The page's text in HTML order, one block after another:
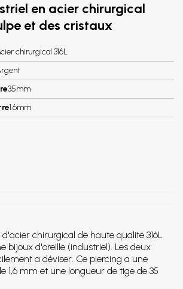
en acier chirurgical
et des cristaux
chirurgical 316L
35mm
1.6mm
chirurgical de haute qualité 316L
bijoux d'oreille (industriel). Les deux
a déviser. Ce piercing a une
1,6 mm et une longueur de tige de 35